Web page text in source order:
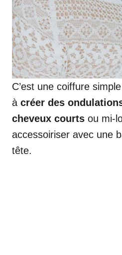
C’est une coiffure
à créer des
cheveux courts ou mi-
accessoiriser avec une
tête.